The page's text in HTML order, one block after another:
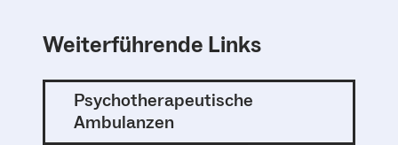
Weiterführende Links
Psychotherapeutische
Ambulanzen